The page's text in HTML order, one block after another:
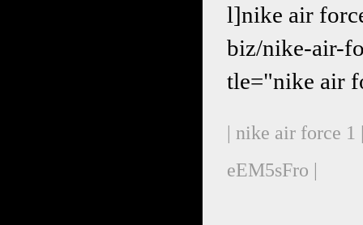
l]nike air
biz/nike-air-
tle="nike air
| nike air force
eEM5sFro |